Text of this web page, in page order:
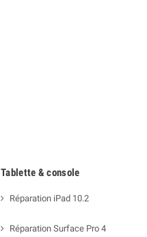
Tablette & console
Réparation iPad 10.2
Réparation Surface Pro 4